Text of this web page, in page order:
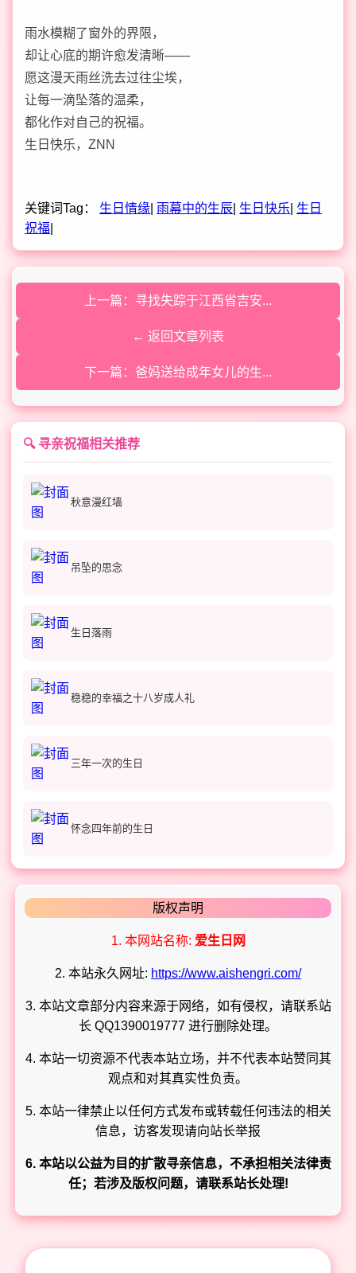
雨水模糊了窗外的界限，
却让心底的期许愈发清晰——
愿这漫天雨丝洗去过往尘埃，
让每一滴坠落的温柔，
都化作对自己的祝福。
生日快乐，ZNN
关键词Tag： 生日情缘 雨幕中的生辰 生日快乐 生日
祝福
上一篇：寻找失踪于江西省吉安...
← 返回文章列表
下一篇：爸妈送给成年女儿的生...
🔍 寻亲祝福相关推荐
秋意漫红墙
吊坠的思念
生日落雨
稳稳的幸福之十八岁成人礼
三年一次的生日
怀念四年前的生日
版权声明
1. 本网站名称: 爱生日网
2. 本站永久网址: https://www.aishengri.com/
3. 本站文章部分内容来源于网络，如有侵权，请联系站
长 QQ1390019777 进行删除处理。
4. 本站一切资源不代表本站立场，并不代表本站赞同其
观点和对其真实性负责。
5. 本站一律禁止以任何方式发布或转载任何违法的相关
信息，访客发现请向站长举报
6. 本站以公益为目的扩散寻亲信息，不承担相关法律责
任；若涉及版权问题，请联系站长处理!